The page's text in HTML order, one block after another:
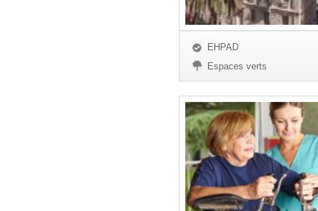
EHPAD
Espaces verts